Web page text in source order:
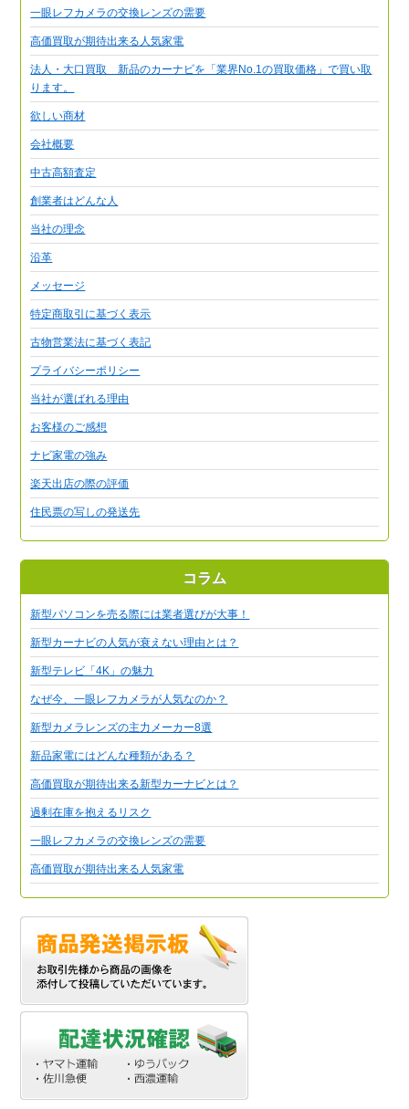
一眼レフカメラの交換レンズの需要
高価買取が期待出来る人気家電
法人・大口買取 新品のカーナビを「業界No.1の買取価格」で買い取
ります。
欲しい商材
会社概要
中古高額査定
創業者はどんな人
当社の理念
沿革
メッセージ
特定商取引に基づく表示
古物営業法に基づく表記
プライバシーポリシー
当社が選ばれる理由
お客様のご感想
ナビ家電の強み
楽天出店の際の評価
住民票の写しの発送先
コラム
新型パソコンを売る際には業者選びが大事！
新型カーナビの人気が衰えない理由とは？
新型テレビ「4K」の魅力
なぜ今、一眼レフカメラが人気なのか？
新型カメラレンズの主力メーカー8選
新品家電にはどんな種類がある？
高価買取が期待出来る新型カーナビとは？
過剰在庫を抱えるリスク
一眼レフカメラの交換レンズの需要
高価買取が期待出来る人気家電